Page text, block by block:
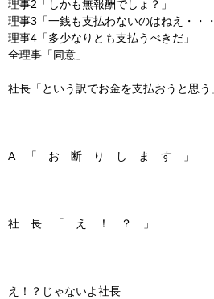
理事2「しかも無報酬でしょ？」
理事3「一銭も支払わないのはねえ・・・
理事4「多少なりとも支払うべきだ」
全理事「同意」
社長「という訳でお金を支払おうと思う
A 「 お 断 り し ま す 」
社 長 「 え ！ ？ 」
え！？じゃないよ社長